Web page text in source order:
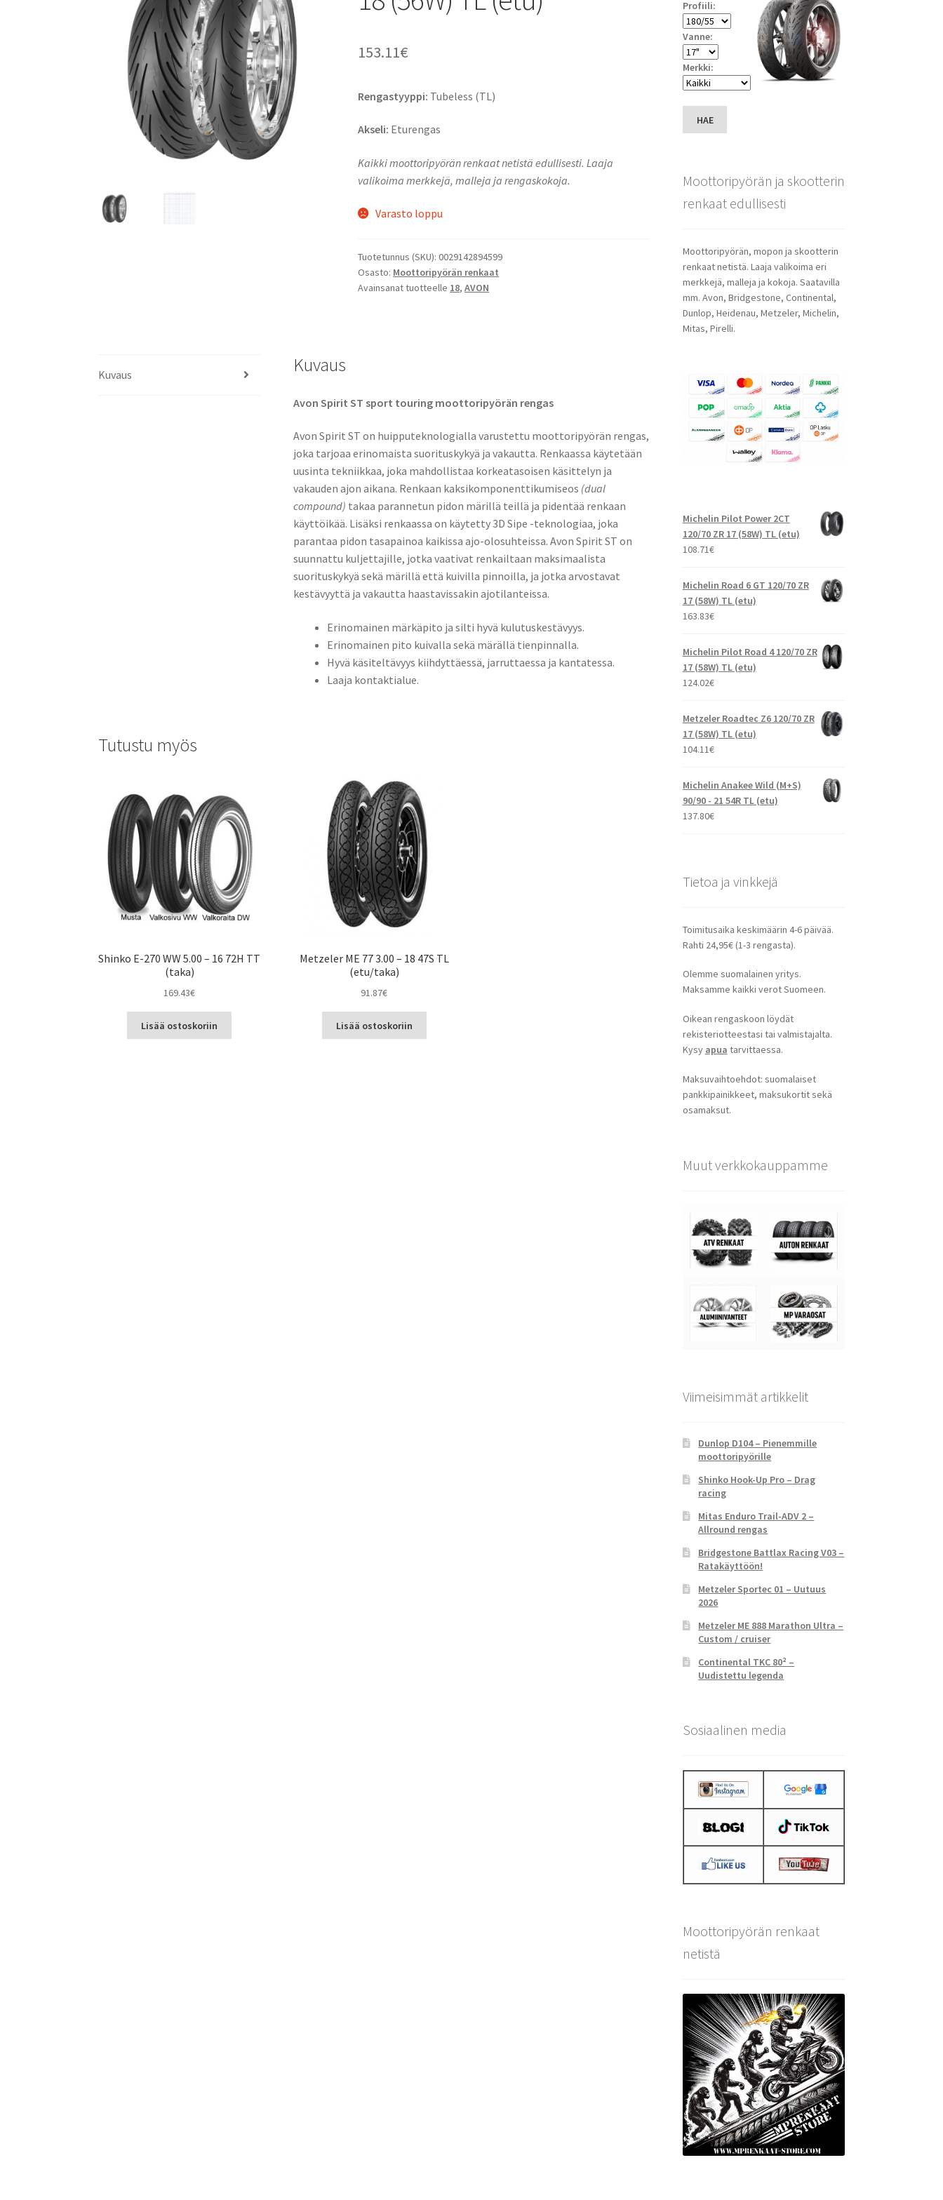
153.11€
Rengastyyppi: Tubeless (TL)
Akseli: Eturengas
Kaikki moottoripyörän renkaat netistä edullisesti. Laaja
valikoima merkkejä, malleja ja rengaskokoja.
Varasto loppu
Tuotetunnus (SKU):0029142894599
Osasto: Moottoripyörän renkaat
Avainsanat tuotteelle 18,AVON
Kuvaus Kuvaus
Avon Spirit ST sport touring moottoripyörän rengas
Avon Spirit ST on huipputeknologialla varustettu moottoripyörän rengas,
joka tarjoaa erinomaista suorituskykyä ja vakautta. Renkaassa käytetään
uusinta tekniikkaa, joka mahdollistaa korkeatasoisen käsittelyn ja
vakauden ajon aikana. Renkaan kaksikomponenttikumiseos (dual
compound) takaa parannetun pidon märillä teillä ja pidentää renkaan
käyttöikää. Lisäksi renkaassa on käytetty 3D Sipe -teknologiaa, joka
parantaa pidon tasapainoa kaikissa ajo-olosuhteissa. Avon Spirit ST on
suunnattu kuljettajille, jotka vaativat renkailtaan maksimaalista
suorituskykyä sekä märillä että kuivilla pinnoilla, ja jotka arvostavat
kestävyyttä ja vakautta haastavissakin ajotilanteissa.
Erinomainen märkäpito ja silti hyvä kulutuskestävyys.
Erinomainen pito kuivalla sekä märällä tienpinnalla.
Hyvä käsiteltävyys kiihdyttäessä, jarruttaessa ja kantatessa.
Laaja kontaktialue.
Tutustu myös
Shinko E-270 WW 5.00 – 16 72H TT
(taka)
169.43€
Lisää ostoskoriin
Metzeler ME 77 3.00 – 18 47S TL
(etu/taka)
91.87€
Lisää ostoskoriin
Profiili:
Vanne:
Merkki:
HAE
Moottoripyörän ja skootterin
renkaat edullisesti
Moottoripyörän, mopon ja skootterin
renkaat netistä. Laaja valikoima eri
merkkejä, malleja ja kokoja. Saatavilla
mm. Avon, Bridgestone, Continental,
Dunlop, Heidenau, Metzeler, Michelin,
Mitas, Pirelli.
Michelin Pilot Power 2CT
120/70 ZR 17 (58W) TL (etu)
108.71€
Michelin Road 6 GT 120/70 ZR
17 (58W) TL (etu)
163.83€
Michelin Pilot Road 4 120/70 ZR
17 (58W) TL (etu)
124.02€
Metzeler Roadtec Z6 120/70 ZR
17 (58W) TL (etu)
104.11€
Michelin Anakee Wild (M+S)
90/90 - 21 54R TL (etu)
137.80€
Tietoa ja vinkkejä
Toimitusaika keskimäärin 4-6 päivää.
Rahti 24,95€ (1-3 rengasta).
Olemme suomalainen yritys.
Maksamme kaikki verot Suomeen.
Oikean rengaskoon löydät
rekisteriotteestasi tai valmistajalta.
Kysy apua tarvittaessa.
Maksuvaihtoehdot: suomalaiset
pankkipainikkeet, maksukortit sekä
osamaksut.
Muut verkkokauppamme
Viimeisimmät artikkelit
Dunlop D104 – Pienemmille
moottoripyörille
Shinko Hook-Up Pro – Drag
racing
Mitas Enduro Trail-ADV 2 –
Allround rengas
Bridgestone Battlax Racing V03 –
Ratakäyttöön!
Metzeler Sportec 01 – Uutuus
2026
Metzeler ME 888 Marathon Ultra –
Custom / cruiser
Continental TKC 80² –
Uudistettu legenda
Sosiaalinen media
Moottoripyörän renkaat
netistä